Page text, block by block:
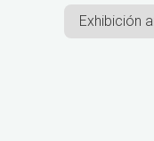
Exhibición